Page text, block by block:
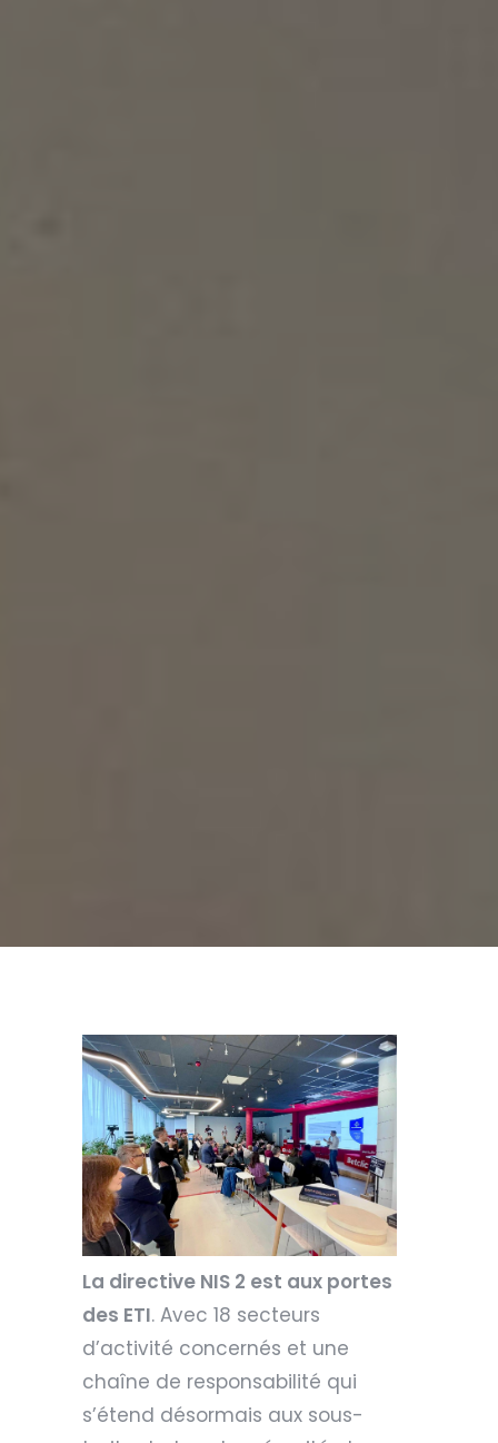
La directive NIS 2 est aux portes
des ETI. Avec 18 secteurs
d’activité concernés et une
chaîne de responsabilité qui
s’étend désormais aux sous-